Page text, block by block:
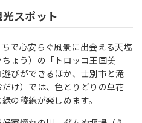
スポット
で心安らぐ風景に出会える天塩
ょう）の「トロッコ王国美
びができるほか、士別市と滝
け）では、色とりどりの草花
の稜線が楽しめます。